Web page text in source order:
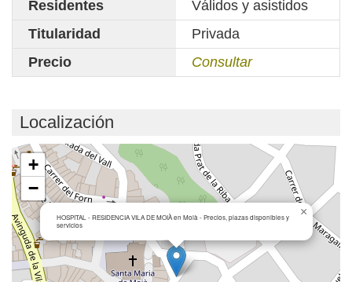
Residentes
Válidos y asistidos
Titularidad
Privada
Precio
Consultar
Localización
Cargando mapa...
HOSPITAL - RESIDENCIA VILA DE MOIÀ en Moià - Precios, plazas disponibles y
servicios
×
+
−